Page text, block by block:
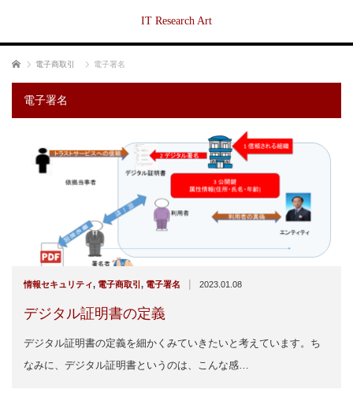
IT Research Art
ホーム 電子商取引 電子署名
電子署名
情報セキュリティ, 電子商取引 , 電子署名 | 2023.01.08
デジタル証明書の定義
デジタル証明書の定義を細かくみていきたいと考えています。ち
なみに、デジタル証明書というのは、こんな感…